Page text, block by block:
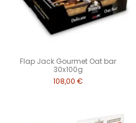
Flap Jack Gourmet Oat bar
30x100g
108,00 €